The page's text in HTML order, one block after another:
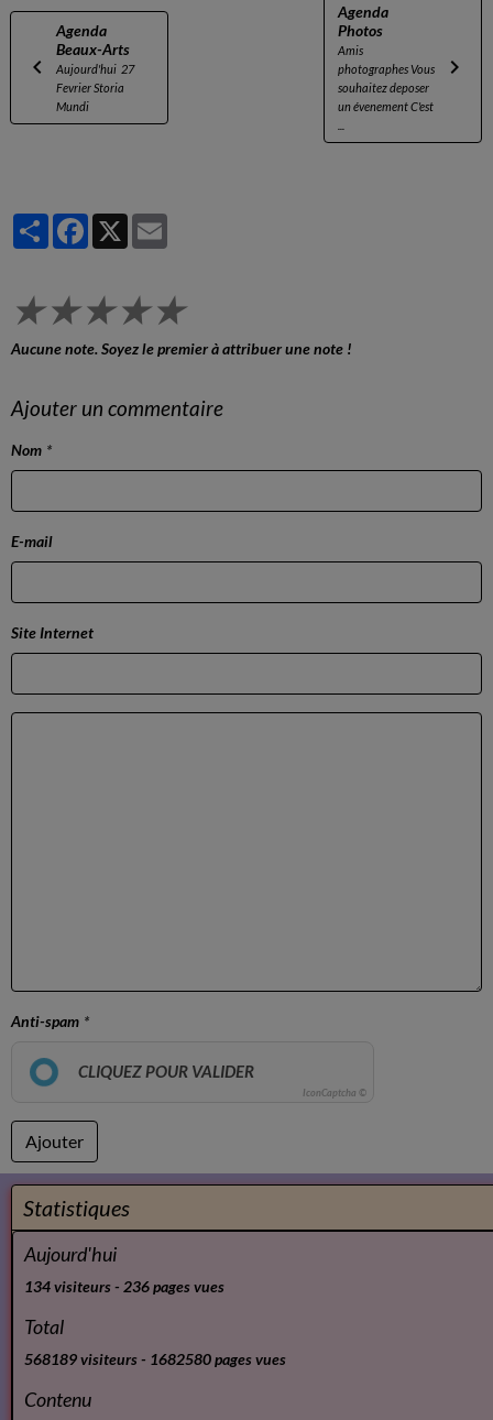
Agenda
Beaux-Arts
Aujourd'hui 27
Fevrier Storia
Mundi
Agenda
Photos
Amis
photographes Vous
souhaitez deposer
un évenement C'est
PartagerFacebook
X
★★★★★
Aucune note. Soyez le premier à attribuer une note !
Ajouter un commentaire
Nom
E-mail
Site Internet
Anti-spam
CLIQUEZ POUR VALIDER
IconCaptcha ©
Ajouter
Statistiques
Aujourd'hui
134visiteurs - 236pages vues
Total
568189visiteurs - 1682580pages vues
Contenu